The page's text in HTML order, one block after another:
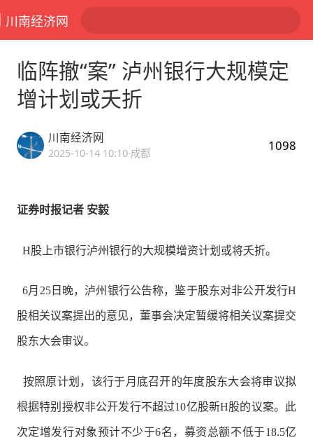
川南经济网
临阵撤“案” 泸州银行大规模定
增计划或夭折
川南经济网
2025-10-14 10:10·成都 1098
证券时报记者 安毅
H股上市银行泸州银行的大规模增资计划或将夭折。
6月25日晚，泸州银行公告称，鉴于股东对非公开发行H
股相关议案提出的意见，董事会决定暂缓将相关议案提交
股东大会审议。
按照原计划，该行于月底召开的年度股东大会将审议拟
根据特别授权非公开发行不超过10亿股新H股的议案。此
次定增发行对象预计不少于6名，募资总额不低于18.5亿